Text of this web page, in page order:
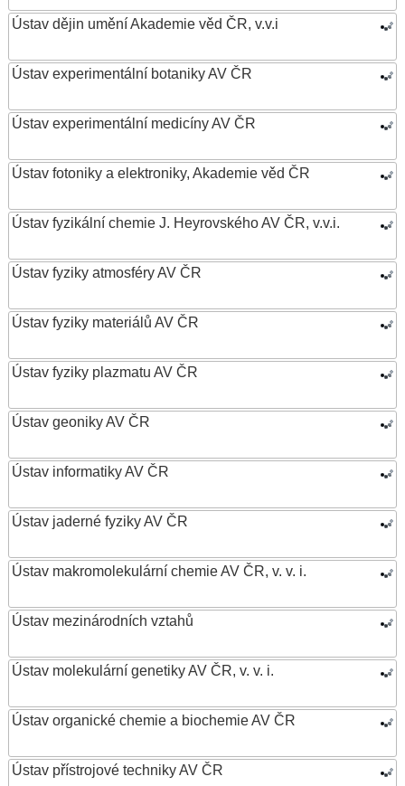
Ústav dějin umění Akademie věd ČR, v.v.i
Ústav experimentální botaniky AV ČR
Ústav experimentální medicíny AV ČR
Ústav fotoniky a elektroniky, Akademie věd ČR
Ústav fyzikální chemie J. Heyrovského AV ČR, v.v.i.
Ústav fyziky atmosféry AV ČR
Ústav fyziky materiálů AV ČR
Ústav fyziky plazmatu AV ČR
Ústav geoniky AV ČR
Ústav informatiky AV ČR
Ústav jaderné fyziky AV ČR
Ústav makromolekulární chemie AV ČR, v. v. i.
Ústav mezinárodních vztahů
Ústav molekulární genetiky AV ČR, v. v. i.
Ústav organické chemie a biochemie AV ČR
Ústav přístrojové techniky AV ČR